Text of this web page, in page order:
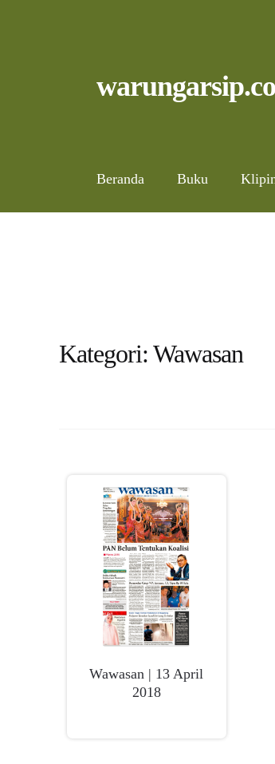
to
to
warungarsip.co
Beranda Buku
Kategori:Wawasan
Wawasan | 13 April
2018